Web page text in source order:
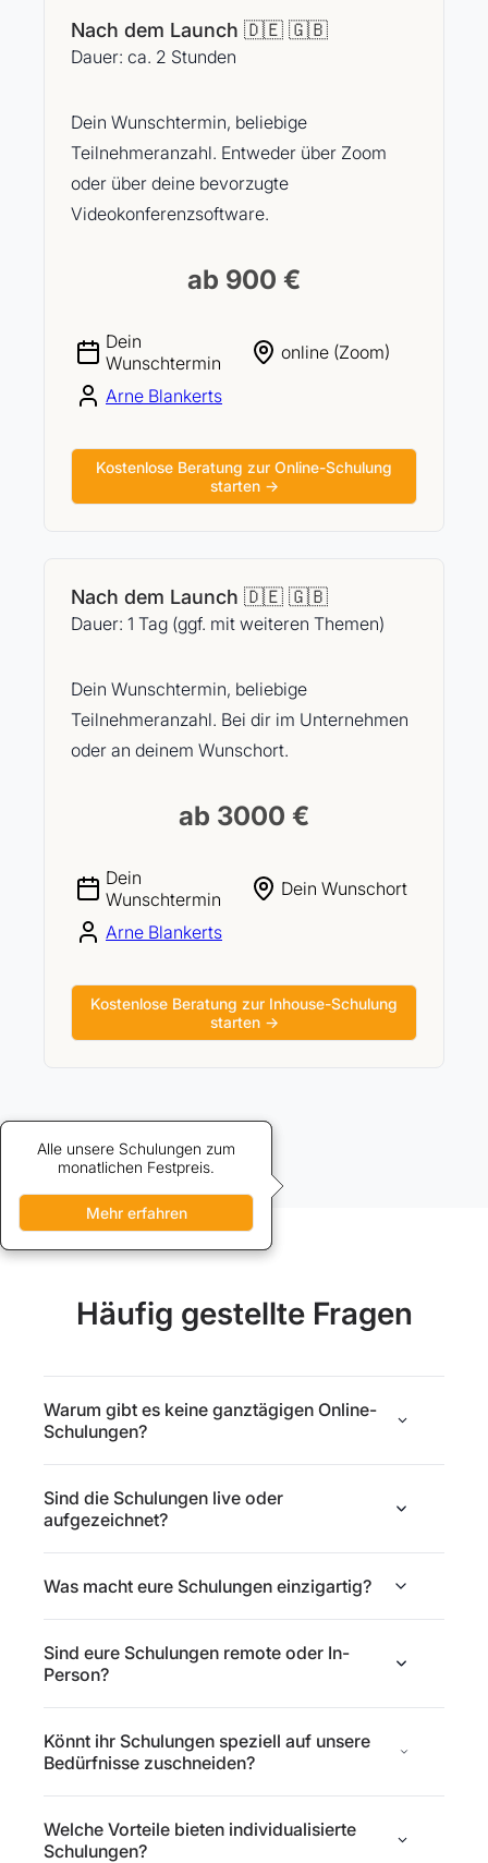
Nach dem Launch 🇩🇪 🇬🇧
Dauer: ca. 2 Stunden
Dein Wunschtermin, beliebige
Teilnehmeranzahl. Entweder über Zoom
oder über deine bevorzugte
Videokonferenzsoftware.
ab 900 €
Dein
Wunschtermin
online (Zoom)
Arne Blankerts
Kostenlose Beratung zur Online-Schulung
starten →
Nach dem Launch 🇩🇪 🇬🇧
Dauer: 1 Tag (ggf. mit weiteren Themen)
Dein Wunschtermin, beliebige
Teilnehmeranzahl. Bei dir im Unternehmen
oder an deinem Wunschort.
ab 3000 €
Dein
Wunschtermin
Dein Wunschort
Arne Blankerts
Kostenlose Beratung zur Inhouse-Schulung
starten →
Credits bieten vergünstigten
Zugang zu unseren Schulungen.
Mehr erfahren
Alle unsere Schulungen zum
monatlichen Festpreis.
Mehr erfahren
Häufig gestellte Fragen
Warum gibt es keine ganztägigen Online-
Schulungen?
Sind die Schulungen live oder
aufgezeichnet?
Was macht eure Schulungen einzigartig?
Sind eure Schulungen remote oder In-
Person?
Könnt ihr Schulungen speziell auf unsere
Bedürfnisse zuschneiden?
Welche Vorteile bieten individualisierte
Schulungen?